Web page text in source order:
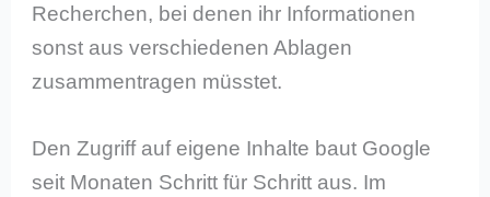
Recherchen, bei denen ihr Informationen
sonst aus verschiedenen Ablagen
zusammentragen müsstet.
Den Zugriff auf eigene Inhalte baut Google
seit Monaten Schritt für Schritt aus. Im